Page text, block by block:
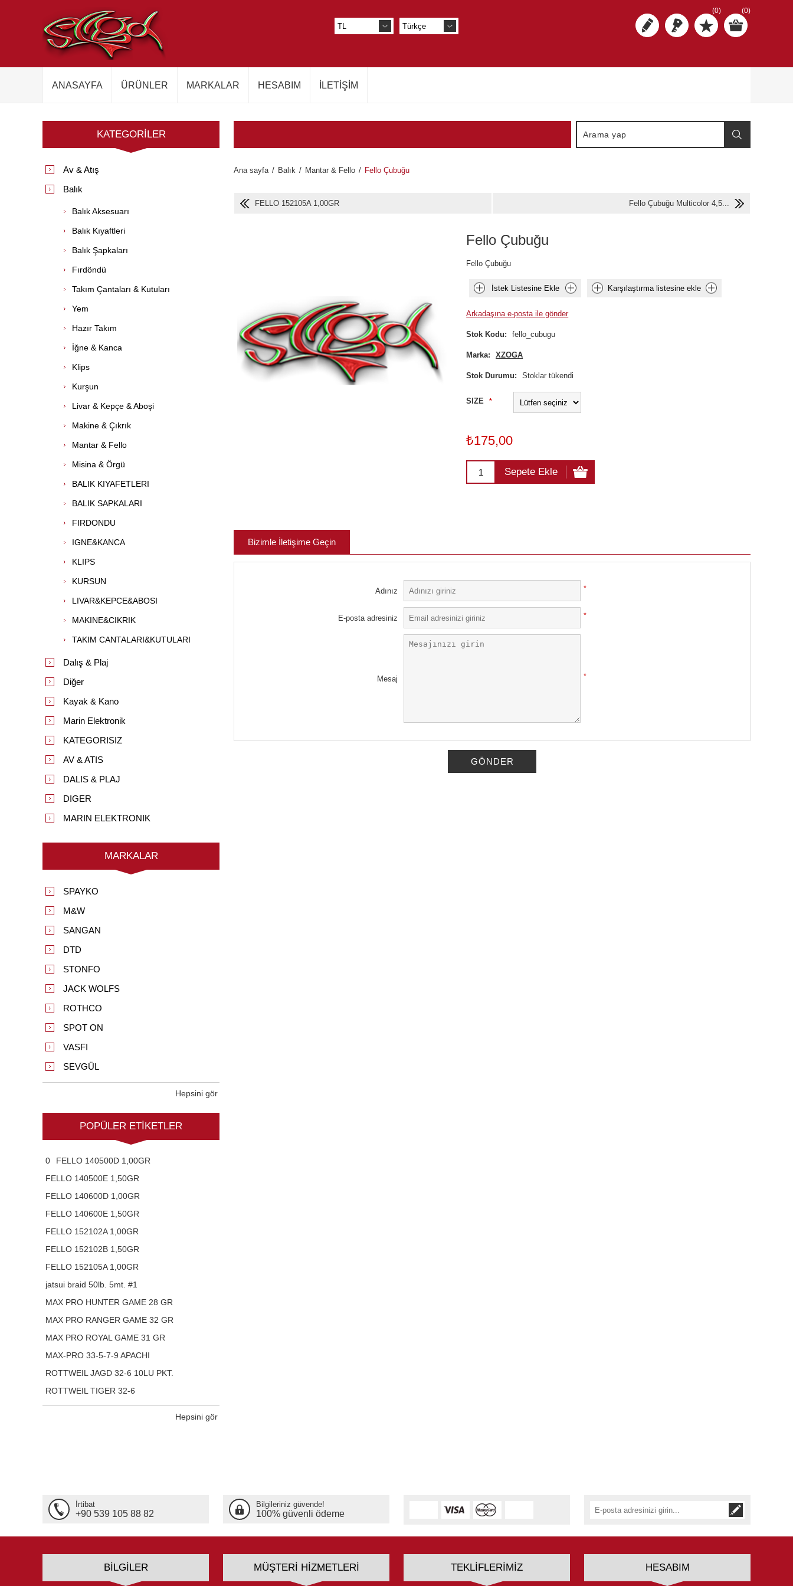
(0) (0)
ANASAYFA ÜRÜNLER MARKALAR HESABIM İLETIŞIM
Ana sayfa / Balık / Mantar & Fello / Fello Çubuğu
FELLO 152105A 1,00GR Fello Çubuğu Multicolor 4,5...
Fello Çubuğu
Fello Çubuğu
İstek Listesine Ekle Karşılaştırma listesine ekle
Arkadaşına e-posta ile gönder
Stok Kodu: fello_cubugu
Marka: XZOGA
Stok Durumu: Stoklar tükendi
SIZE *
₺175,00
Sepete Ekle
Bizimle İletişime Geçin
Adınız *
E-posta adresiniz *
Mesaj *
GÖNDER
KATEGORILER
Av & Atış
Balık
Balık Aksesuarı
Balık Kıyaftleri
Balık Şapkaları
Fırdöndü
Takım Çantaları & Kutuları
Yem
Hazır Takım
İğne & Kanca
Klips
Kurşun
Livar & Kepçe & Aboşi
Makine & Çıkrık
Mantar & Fello
Misina & Örgü
BALIK KIYAFETLERI
BALIK SAPKALARI
FIRDONDU
IGNE&KANCA
KLIPS
KURSUN
LIVAR&KEPCE&ABOSI
MAKINE&CIKRIK
TAKIM CANTALARI&KUTULARI
Dalış & Plaj
Diğer
Kayak & Kano
Marin Elektronik
KATEGORISIZ
AV & ATIS
DALIS & PLAJ
DIGER
MARIN ELEKTRONIK
MARKALAR
SPAYKO
M&W
SANGAN
DTD
STONFO
JACK WOLFS
ROTHCO
SPOT ON
VASFI
SEVGÜL
Hepsini gör
POPÜLER ETIKETLER
0
FELLO 140500D 1,00GR
FELLO 140500E 1,50GR
FELLO 140600D 1,00GR
FELLO 140600E 1,50GR
FELLO 152102A 1,00GR
FELLO 152102B 1,50GR
FELLO 152105A 1,00GR
jatsui braid 50lb. 5mt. #1
MAX PRO HUNTER GAME 28 GR
MAX PRO RANGER GAME 32 GR
MAX PRO ROYAL GAME 31 GR
MAX-PRO 33-5-7-9 APACHI
ROTTWEIL JAGD 32-6 10LU PKT.
ROTTWEIL TIGER 32-6
Hepsini gör
İrtibat
+90 539 105 88 82
Bilgileriniz güvende!
100% güvenli ödeme
BILGILER MÜŞTERI HIZMETLERI TEKLIFLERIMIZ HESABIM